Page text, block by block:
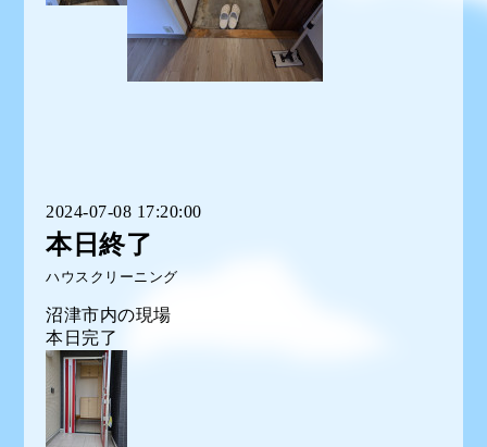
2024-07-08 17:20:00
本日終了
ハウスクリーニング
沼津市内の現場
本日完了